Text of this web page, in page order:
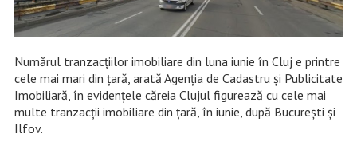
Numărul tranzacțiilor imobiliare din luna iunie în Cluj e printre
cele mai mari din țară, arată Agenția de Cadastru și Publicitate
Imobiliară, în evidențele căreia Clujul figurează cu cele mai
multe tranzacții imobiliare din țară, în iunie, după București și
Ilfov.